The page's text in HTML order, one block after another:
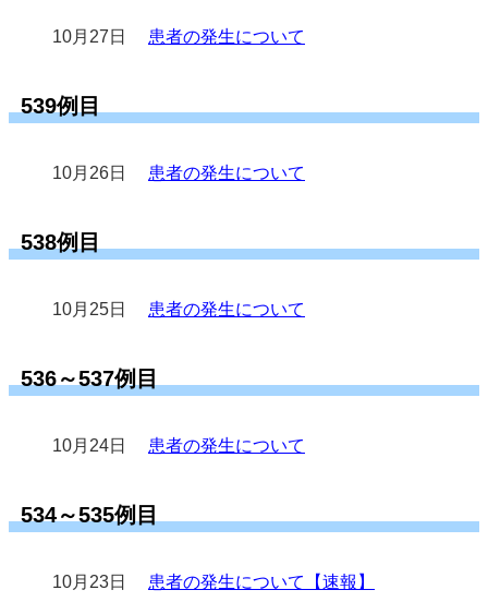
10月27日 患者の発生について
539例目
10月26日 患者の発生について
538例目
10月25日 患者の発生について
536～537例目
10月24日 患者の発生について
534～535例目
10月23日 患者の発生について【速報】